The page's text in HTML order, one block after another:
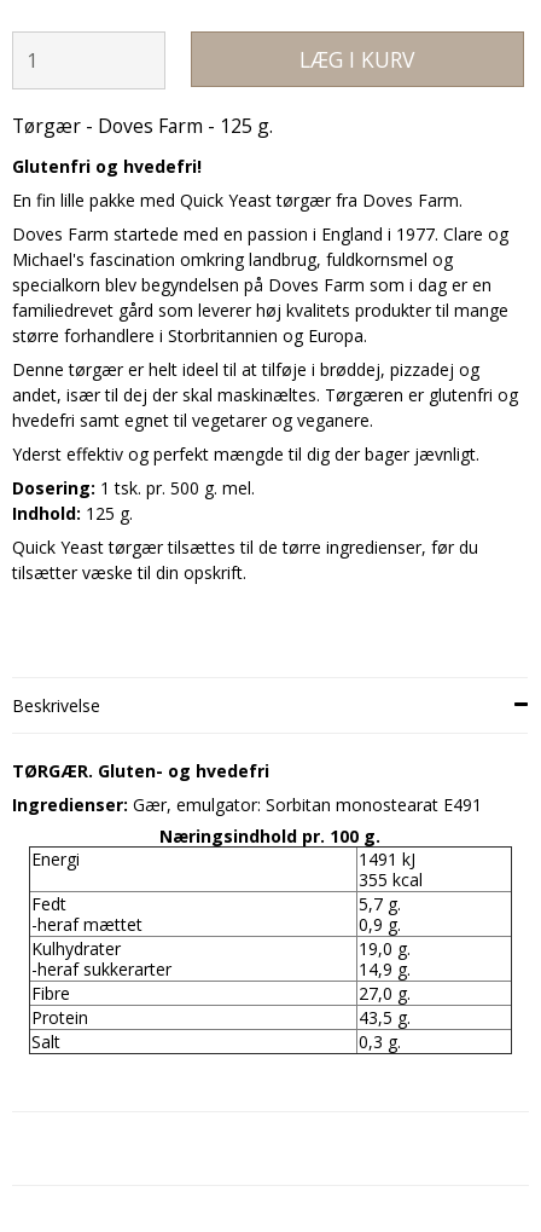
LÆG I KURV
Tørgær - Doves Farm - 125 g.
Glutenfri og hvedefri!
En fin lille pakke med Quick Yeast tørgær fra Doves Farm.
Doves Farm startede med en passion i England i 1977. Clare og
Michael's fascination omkring landbrug, fuldkornsmel og
specialkorn blev begyndelsen på Doves Farm som i dag er en
familiedrevet gård som leverer høj kvalitets produkter til mange
større forhandlere i Storbritannien og Europa.
Denne tørgær er helt ideel til at tilføje i brøddej, pizzadej og
andet, især til dej der skal maskinæltes. Tørgæren er glutenfri og
hvedefri samt egnet til vegetarer og veganere.
Yderst effektiv og perfekt mængde til dig der bager jævnligt.
Dosering: 1 tsk. pr. 500 g. mel.
Indhold: 125 g.
Quick Yeast tørgær tilsættes til de tørre ingredienser, før du
tilsætter væske til din opskrift.
Beskrivelse
TØRGÆR. Gluten- og hvedefri
Ingredienser: Gær, emulgator: Sorbitan monostearat E491
Næringsindhold pr. 100 g.
Energi
1491 kJ
355 kcal
Fedt
-heraf mættet
5,7 g.
0,9 g.
Kulhydrater
-heraf sukkerarter
19,0 g.
14,9 g.
Fibre
27,0 g.
Protein
43,5 g.
Salt
0,3 g.